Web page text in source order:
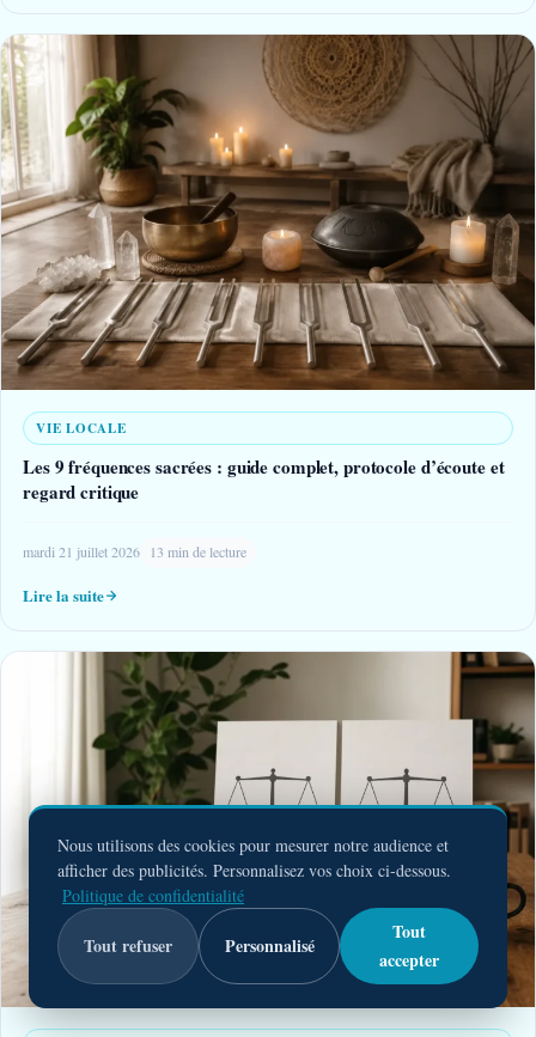
VIE LOCALE
Les 9 fréquences sacrées : guide complet, protocole d’écoute et
regard critique
mardi 21 juillet 2026 13 min de lecture
Lire la suite
Nous utilisons des cookies pour mesurer notre audience et
afficher des publicités. Personnalisez vos choix ci-dessous.
Politique de confidentialité
Tout refuser Personnalisé
Tout
accepter